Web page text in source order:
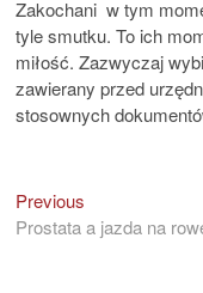
Zakochani w tym
tyle smutku. To ich
miłość. Zazwyczaj
zawierany przed
stosownych
Nawigacja
wpisu
Previous
post:
Prostata a jazda na